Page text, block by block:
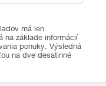
má len
na základe informácií
ponuky. Výsledná
na dve desatinné